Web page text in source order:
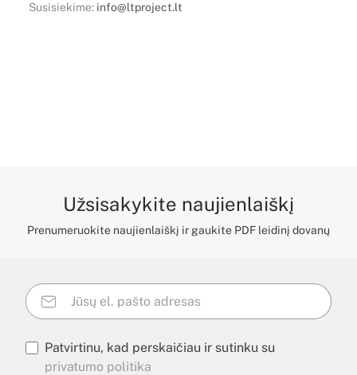
Susisiekime: info@ltproject.lt
Užsisakykite naujienlaiškį
Prenumeruokite naujienlaiškį ir gaukite PDF leidinį dovanų
Patvirtinu, kad perskaičiau ir sutinku su
privatumo politika